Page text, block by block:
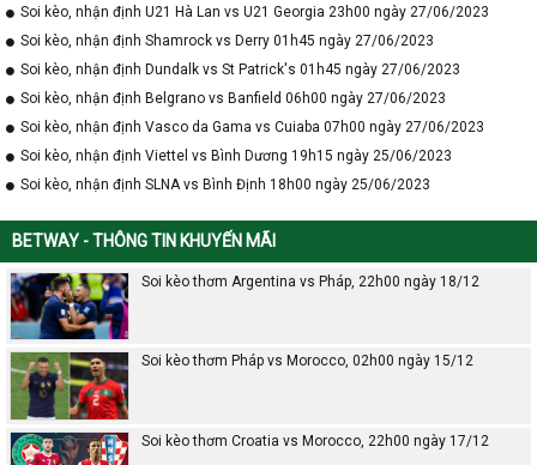
Soi kèo, nhận định U21 Hà Lan vs U21 Georgia 23h00 ngày 27/06/2023
Soi kèo, nhận định Shamrock vs Derry 01h45 ngày 27/06/2023
Soi kèo, nhận định Dundalk vs St Patrick's 01h45 ngày 27/06/2023
Soi kèo, nhận định Belgrano vs Banfield 06h00 ngày 27/06/2023
Soi kèo, nhận định Vasco da Gama vs Cuiaba 07h00 ngày 27/06/2023
Soi kèo, nhận định Viettel vs Bình Dương 19h15 ngày 25/06/2023
Soi kèo, nhận định SLNA vs Bình Định 18h00 ngày 25/06/2023
BETWAY - THÔNG TIN KHUYẾN MÃI
Soi kèo thơm Argentina vs Pháp, 22h00 ngày 18/12
Soi kèo thơm Pháp vs Morocco, 02h00 ngày 15/12
Soi kèo thơm Croatia vs Morocco, 22h00 ngày 17/12